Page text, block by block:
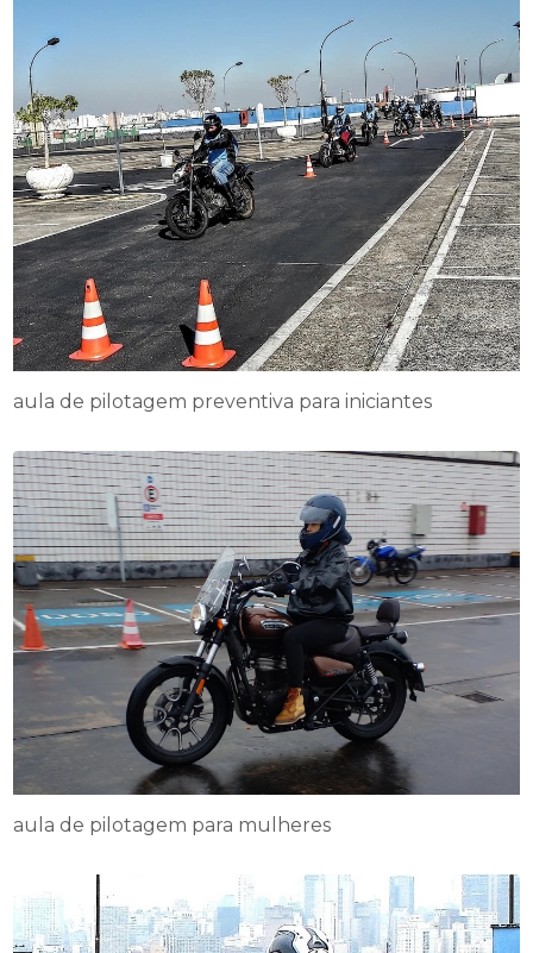
aula de pilotagem preventiva para iniciantes
aula de pilotagem para mulheres